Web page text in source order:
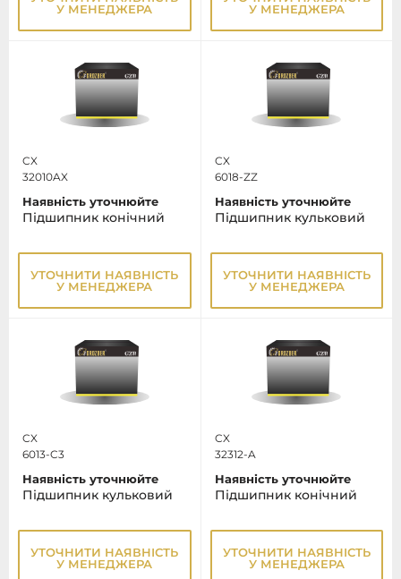
У МЕНЕДЖЕРА
У МЕНЕДЖЕРА
CX
32010AX
Наявність уточнюйте
Підшипник конічний
УТОЧНИТИ НАЯВНІСТЬ
У МЕНЕДЖЕРА
CX
6018-ZZ
Наявність уточнюйте
Підшипник кульковий
УТОЧНИТИ НАЯВНІСТЬ
У МЕНЕДЖЕРА
CX
6013-C3
Наявність уточнюйте
Підшипник кульковий
УТОЧНИТИ НАЯВНІСТЬ
У МЕНЕДЖЕРА
CX
32312-A
Наявність уточнюйте
Підшипник конічний
УТОЧНИТИ НАЯВНІСТЬ
У МЕНЕДЖЕРА